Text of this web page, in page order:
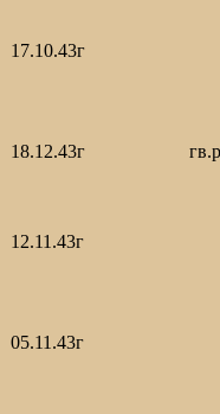
17.10.43г
18.12.43г
12.11.43г
05.11.43г